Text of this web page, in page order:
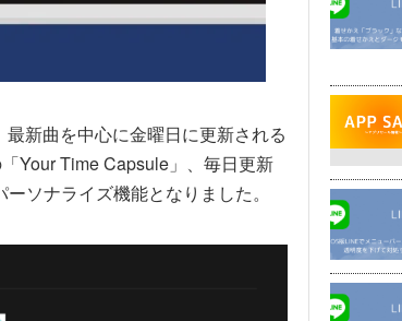
新曲を中心に金曜日に更新される
Your Time Capsule」、毎日更新
ソナライズ機能となりました。